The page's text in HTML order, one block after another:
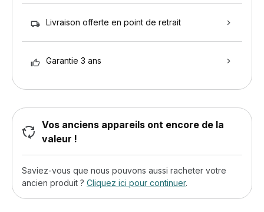
Livraison offerte en point de retrait
Garantie 3 ans
Vos anciens appareils ont encore de la
valeur !
Saviez-vous que nous pouvons aussi racheter votre
ancien produit ? Cliquez ici pour continuer.